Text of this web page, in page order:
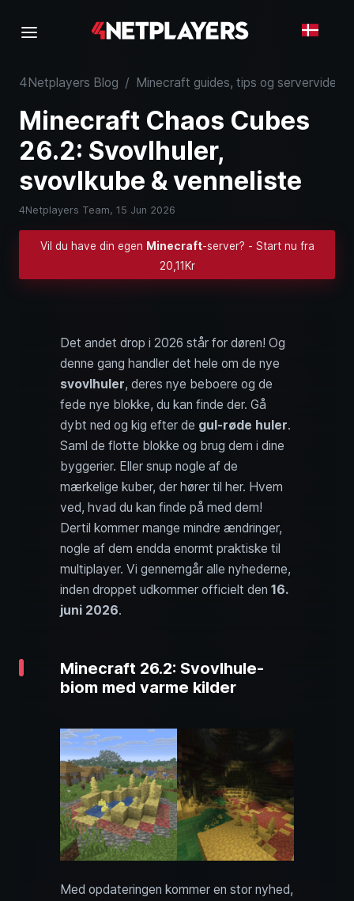
4Netplayers Blog / Minecraft guides, tips og serverviden
Minecraft Chaos Cubes
26.2: Svovlhuler,
svovlkube & venneliste
4Netplayers Team, 15 Jun 2026
Vil du have din egen Minecraft-server? - Start nu fra
20,11Kr
Det andet drop i 2026 står for døren! Og
denne gang handler det hele om de nye
svovlhuler, deres nye beboere og de
fede nye blokke, du kan finde der. Gå
dybt ned og kig efter de gul-røde huler.
Saml de flotte blokke og brug dem i dine
byggerier. Eller snup nogle af de
mærkelige kuber, der hører til her. Hvem
ved, hvad du kan finde på med dem!
Dertil kommer mange mindre ændringer,
nogle af dem endda enormt praktiske til
multiplayer. Vi gennemgår alle nyhederne,
inden droppet udkommer officielt den 16.
juni 2026.
Minecraft 26.2: Svovlhule-
biom med varme kilder
Med opdateringen kommer en stor nyhed,